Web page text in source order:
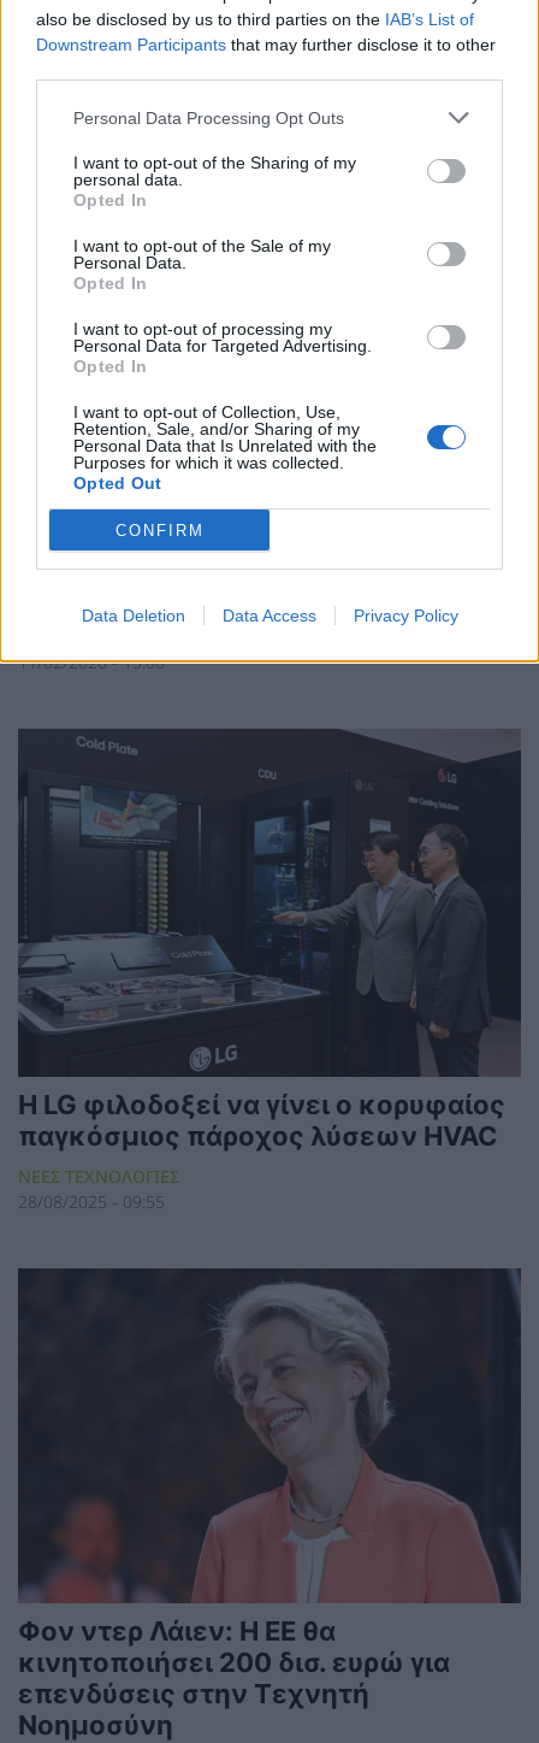
also be disclosed by us to third parties on the IAB’s List of
Downstream Participants that may further disclose it to other
Personal Data Processing Opt Outs
I want to opt-out of the Sharing of my
personal data.
Opted In
I want to opt-out of the Sale of my
Personal Data.
Opted In
I want to opt-out of processing my
Personal Data for Targeted Advertising.
Opted In
I want to opt-out of Collection, Use,
Retention, Sale, and/or Sharing of my
Personal Data that Is Unrelated with the
Purposes for which it was collected.
Opted Out
CONFIRM
Data Deletion Data Access Privacy Policy
29/05/2026 - 08:13
ΕΒΕΑ & Συμβούλιο
Ανταγωνιστικότητας: παρουσίαση
μελέτης και οδηγού για την
ενσωμάτωση της Τεχνητής
Νοημοσύνης στην ελληνική
11/02/2026 - 15:06
Η LG φιλοδοξεί να γίνει ο κορυφαίος
παγκόσμιος πάροχος λύσεων HVAC
ΝΕΕΣ ΤΕΧΝΟΛΟΓΙΕΣ
28/08/2025 - 09:55
Φον ντερ Λάιεν: Η ΕΕ θα
κινητοποιήσει 200 δισ. ευρώ για
επενδύσεις στην Τεχνητή
Νοημοσύνη